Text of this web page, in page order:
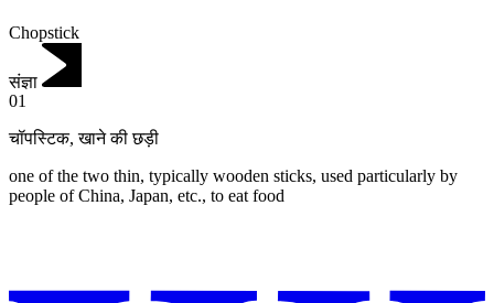
Chopstick
संज्ञा
01
चॉपस्टिक,खाने की छड़ी
one of the two thin, typically wooden sticks, used particularly by
people of China, Japan, etc., to eat food